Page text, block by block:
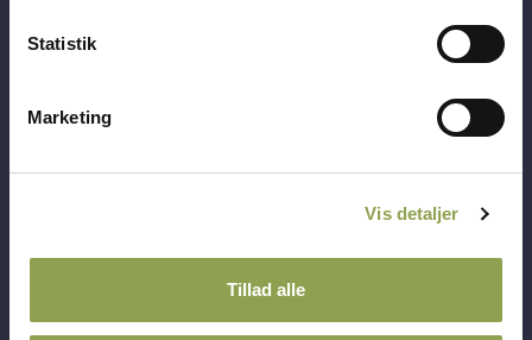
Statistik
Marketing
Vis detaljer
Tillad alle